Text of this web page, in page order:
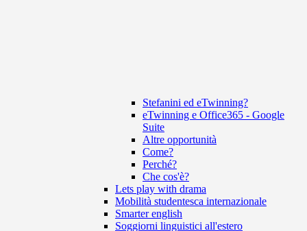
Stefanini ed eTwinning?
eTwinning e Office365 - Google
Suite
Altre opportunità
Come?
Perché?
Che cos'è?
Lets play with drama
Mobilità studentesca internazionale
Smarter english
Soggiorni linguistici all'estero